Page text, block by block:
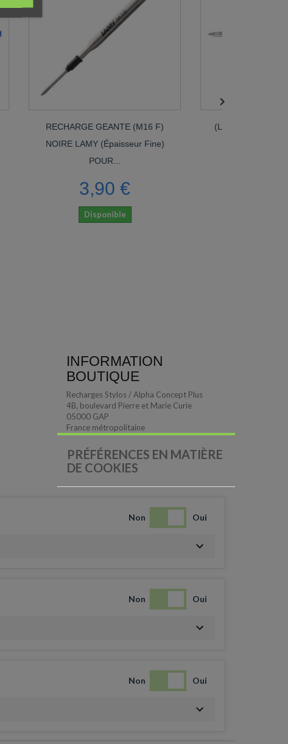
RECHARGE GEANTE (M16 F)
NOIRE LAMY (épaisseur Fine)
3,90 €
(Lot De 2) Mini Recharges

INFORMATION
BOUTIQUE
Recharges Stylos / Alpha Concept Plus
4B, boulevard Pierre et Marie Curie
05000 GAP
France métropolitaine
PRÉFÉRENCES EN MATIÈRE
DE COOKIES
Non Oui
Non Oui
Non Oui